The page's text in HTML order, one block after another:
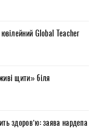
ювілейний Global Teacher
щити» біля
здоров’ю: заява нардепа